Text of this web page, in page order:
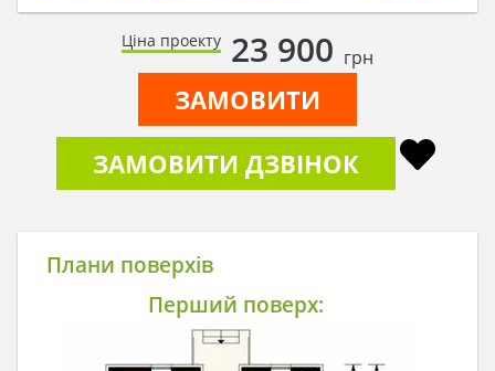
Ціна проекту 23 900 грн
ЗАМОВИТИ
ЗАМОВИТИ ДЗВІНОК
Плани поверхів
Перший поверх: